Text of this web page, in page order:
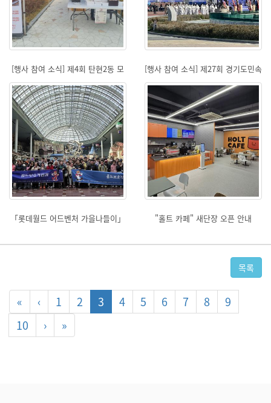
[행사 참여 소식] 제4회 탄현2동 모
여라 마을축제 참여
[행사 참여 소식] 제27회 경기도민속
예술제 바자회 참여
「롯데월드 어드벤처 가을나들이」 "홀트 카페" 새단장 오픈 안내
목록
« ‹ 1 2 3 4 5 6 7 8
9
10
› »